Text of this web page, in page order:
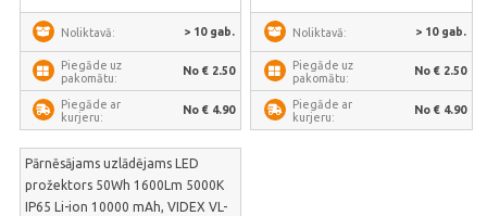
Noliktavā: > 10 gab.
Piegāde uz
pakomātu:
No € 2.50
Piegāde ar
kurjeru:
No € 4.90
Noliktavā: > 10 gab.
Piegāde uz
pakomātu:
No € 2.50
Piegāde ar
kurjeru:
No € 4.90
Pārnēsājams uzlādējams LED
prožektors 50Wh 1600Lm 5000K
IP65 Li-ion 10000 mAh, VIDEX VL-